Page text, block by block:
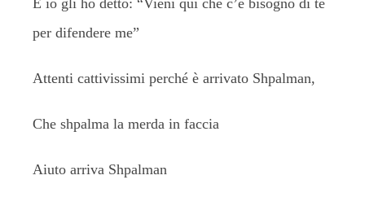
E io gli ho detto: “Vieni qui che c’è bisogno di te
per difendere me”
Attenti cattivissimi perché è arrivato Shpalman,
Che shpalma la merda in faccia
Aiuto arriva Shpalman